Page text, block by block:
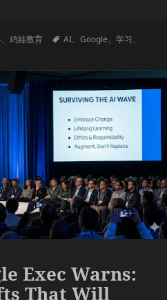
、鸡娃教育
标
AI、Google、学习、
Exec Warns:
That Will